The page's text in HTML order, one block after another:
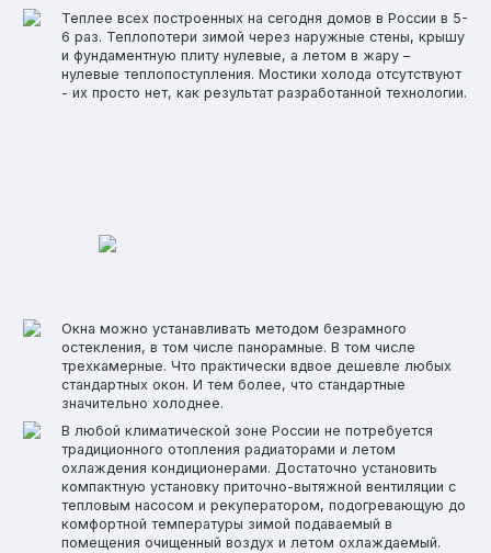
Теплее всех построенных на сегодня домов в России в 5-
6 раз. Теплопотери зимой через наружные стены, крышу
и фундаментную плиту нулевые, а летом в жару –
нулевые теплопоступления. Мостики холода отсутствуют
- их просто нет, как результат разработанной технологии.
Окна можно устанавливать методом безрамного
остекления, в том числе панорамные. В том числе
трехкамерные. Что практически вдвое дешевле любых
стандартных окон. И тем более, что стандартные
значительно холоднее.
В любой климатической зоне России не потребуется
традиционного отопления радиаторами и летом
охлаждения кондиционерами. Достаточно установить
компактную установку приточно-вытяжной вентиляции с
тепловым насосом и рекуператором, подогревающую до
комфортной температуры зимой подаваемый в
помещения очищенный воздух и летом охлаждаемый.